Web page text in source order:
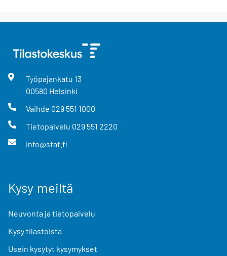
Työpajankatu 13
00580 Helsinki
Vaihde 029 551 1000
Tietopalvelu 029 551 2220
info@stat.fi
Kysy meiltä
Neuvonta ja tietopalvelu
Kysy tilastoista
Usein kysytyt kysymykset